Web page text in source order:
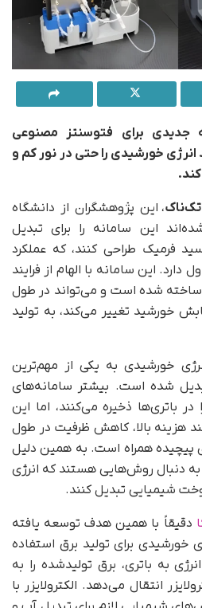
جدیدی برای فتوسنتز مصنوعی
خورشیدی را حتی در نور کم و
تک‌ناک، این پژوهشگران از دانشگاه
این سامانه‌ را برای تبدیل
فرمیک طراحی کنند، که عملکرد
دارد. این سامانه با الهام از فرایند
ساخته شده است و می‌تواند در طول
خورشید تغییر می‌کند، به تولید
خورشیدی به یکی از مهم‌ترین
شده است. بیشتر سامانه‌های
باتری‌ها ذخیره می‌کنند، اما این
هزینه بالا، کاهش ظرفیت در طول
پیچیده همراه است. به همین دلیل
دنبال روش‌هایی هستند که انرژی
شیمیایی تبدیل کنند.
دقیقاً با همین هدف توسعه یافته
خورشیدی برای تولید برق استفاده
به باتری، برق تولیدشده را به
انتقال می‌دهد. الکترولایزر با